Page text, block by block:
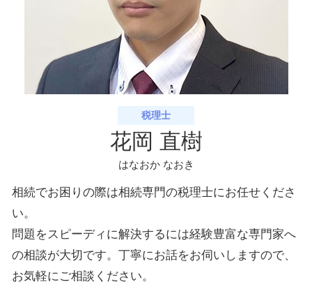
税理士
花岡 直樹
はなおか なおき
相続でお困りの際は相続専門の税理士にお任せくださ
い。
問題をスピーディに解決するには経験豊富な専門家へ
の相談が大切です。丁寧にお話をお伺いしますので、
お気軽にご相談ください。